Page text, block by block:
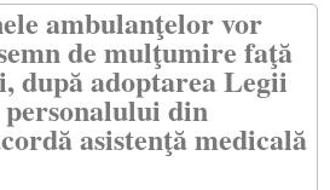
ambulanţelor vor
de mulţumire faţă
după adoptarea Legii
din
asistenţă medicală